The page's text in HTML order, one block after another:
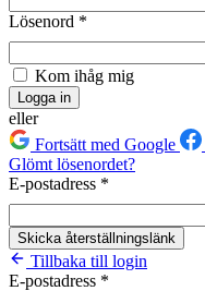
Lösenord *
Kom ihåg mig
Logga in
eller
Fortsätt med Google
Glömt lösenordet?
E-postadress *
Skicka återställningslänk
Tillbaka till login
E-postadress *